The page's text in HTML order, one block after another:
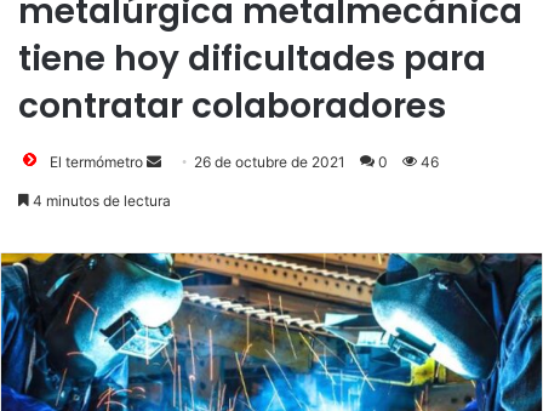
metalúrgica metalmecánica
tiene hoy dificultades para
contratar colaboradores
El termómetro
Send 26 de octubre de 2021 0 46
4 minutos de lectura